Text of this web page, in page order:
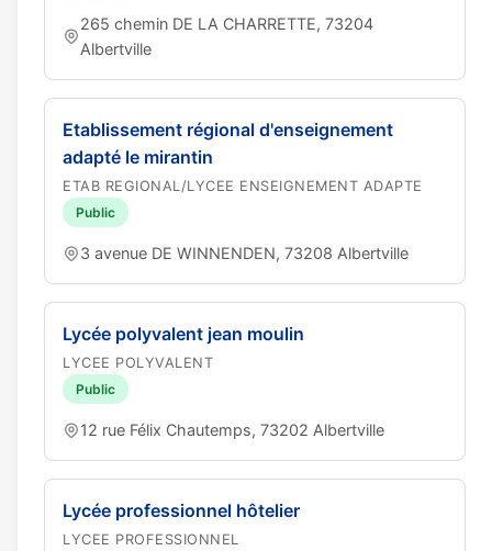
265 chemin DE LA CHARRETTE, 73204
Albertville
Etablissement régional d'enseignement
adapté le mirantin
ETAB REGIONAL/LYCEE ENSEIGNEMENT ADAPTE
Public
3 avenue DE WINNENDEN, 73208 Albertville
Lycée polyvalent jean moulin
LYCEE POLYVALENT
Public
12 rue Félix Chautemps, 73202 Albertville
Lycée professionnel hôtelier
LYCEE PROFESSIONNEL